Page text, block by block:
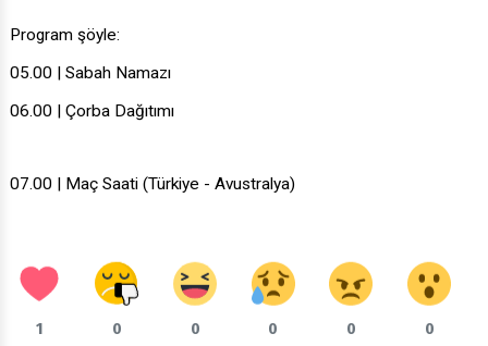
​Program şöyle:
05.00 | Sabah Namazı
06.00 | Çorba Dağıtımı
07.00 | Maç Saati (Türkiye - Avustralya)
1 0 0 0 0 0